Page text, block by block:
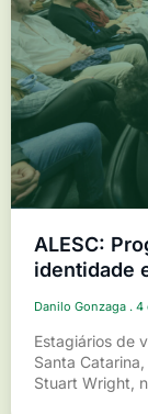
ALESC:
identidade
Danilo Gonzaga 4
Estagiários de
Santa
Stuart Wright,